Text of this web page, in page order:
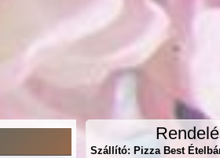
Szállító: Pizza Best